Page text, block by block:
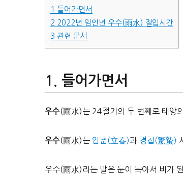
1 들어가면서
2 2022년 임인년 우수(雨水) 절입시간
3 관련 문서
들어가면서
우수(雨水)는 24절기의 두 번째로 태양
우수(雨水)는 입춘(立春)과 경칩(驚蟄)
우수(雨水)라는 말은 눈이 녹아서 비가